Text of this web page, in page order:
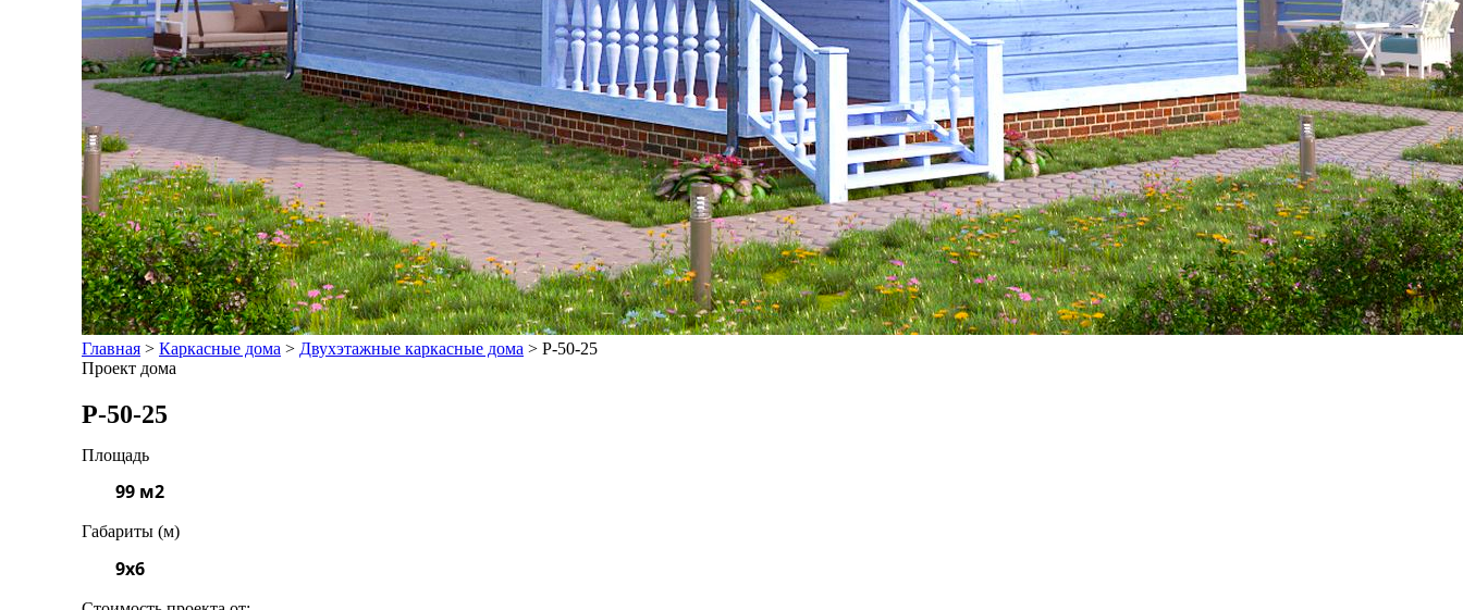
Главная > Каркасные дома > Двухэтажные каркасные дома > P-50-25
Проект дома
Р-50-25
Площадь
99 м2
Габариты (м)
9x6